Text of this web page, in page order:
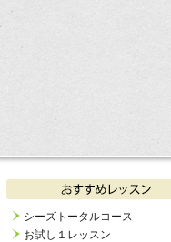
シーズトータルコース
お試し１レッスン